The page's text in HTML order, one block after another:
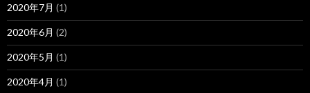
2020年7月 (1)
2020年6月 (2)
2020年5月 (1)
2020年4月 (1)